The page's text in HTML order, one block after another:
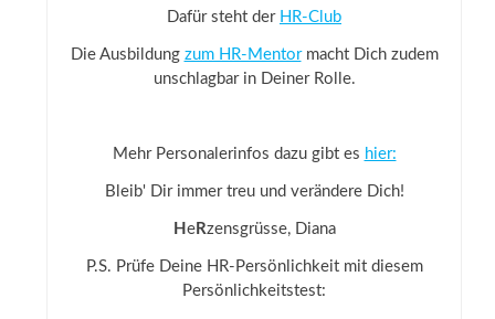
Dafür steht der HR-Club
Die Ausbildung zum HR-Mentormacht Dich zudem
unschlagbar in Deiner Rolle.
Mehr Personalerinfos dazu gibt es hier:
Bleib' Dir immer treu und verändere Dich!
H eRzensgrüsse, Diana
P.S. Prüfe Deine HR-Persönlichkeit mit diesem
Persönlichkeitstest: